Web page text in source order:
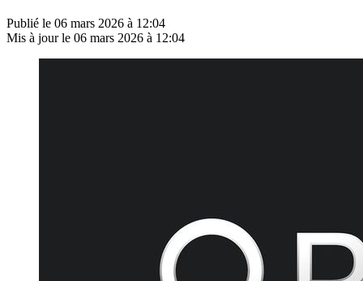
Publié le 06 mars 2026 à 12:04
Mis à jour le 06 mars 2026 à 12:04